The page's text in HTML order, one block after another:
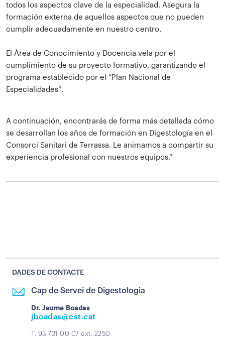
todos los aspectos clave de la especialidad. Asegura la
formación externa de aquellos aspectos que no pueden
cumplir adecuadamente en nuestro centro.
El Área de Conocimiento y Docencia vela por el
cumplimiento de su proyecto formativo, garantizando el
programa establecido por el “Plan Nacional de
Especialidades”.
A continuación, encontrarás de forma más detallada cómo
se desarrollan los años de formación en Digestología en el
Consorci Sanitari de Terrassa. Le animamos a compartir su
experiencia profesional con nuestros equipos.”
DADES DE CONTACTE
Cap de Servei de Digestologia
Dr. Jaume Boadas
jboadas@cst.cat
T. 93 731 00 07 ext. 2250